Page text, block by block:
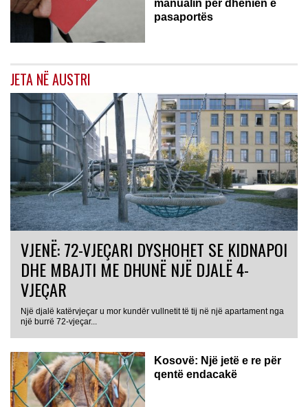
manualin për dhënien e
pasaportës
JETA NË AUSTRI
VJENË: 72-VJEÇARI DYSHOHET SE KIDNAPOI
DHE MBAJTI ME DHUNË NJË DJALË 4-
VJEÇAR
Një djalë katërvjeçar u mor kundër vullnetit të tij në një apartament nga
një burrë 72-vjeçar...
Kosovë: Një jetë e re për
qentë endacakë